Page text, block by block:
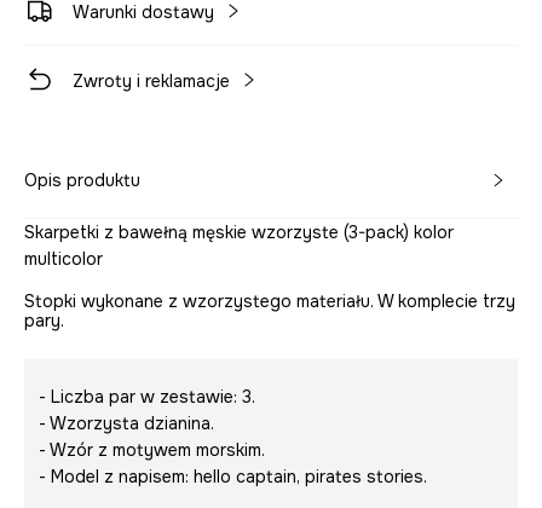
Warunki dostawy
Zwroty i reklamacje
Opis produktu
Skarpetki z bawełną męskie wzorzyste (3-pack) kolor
multicolor
Stopki wykonane z wzorzystego materiału. W komplecie trzy
pary.
- Liczba par w zestawie: 3.
- Wzorzysta dzianina.
- Wzór z motywem morskim.
- Model z napisem: hello captain, pirates stories.